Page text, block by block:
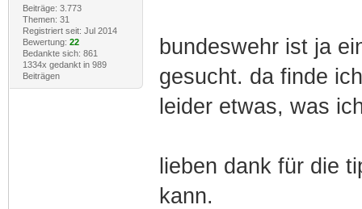
Beiträge: 3.773
Themen: 31
Registriert seit: Jul 2014
Bewertung: 22
Bedankte sich: 861
1334x gedankt in 989
Beiträgen
bundeswehr ist ja
gesucht. da finde
leider etwas, was
lieben dank für die
kann.